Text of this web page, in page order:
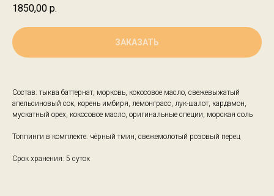
1850,00 р.
ЗАКАЗАТЬ
Состав: тыква баттернат, морковь, кокосовое масло, свежевыжатый
апельсиновый сок, корень имбиря, лемонграсс, лук-шалот, кардамон,
мускатный орех, кокосовое масло, оригинальные специи, морская соль
Топпинги в комплекте: чёрный тмин, свежемолотый розовый перец
Срок хранения: 5 суток